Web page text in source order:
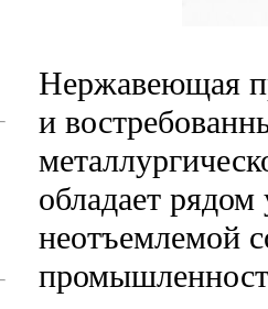
Нержавеющая
и
обладает
неотъемлемой